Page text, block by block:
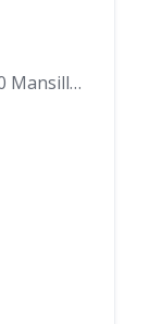
Avenida Picos De Europa, 24210 Mansilla de las Mulas, León, Spanje